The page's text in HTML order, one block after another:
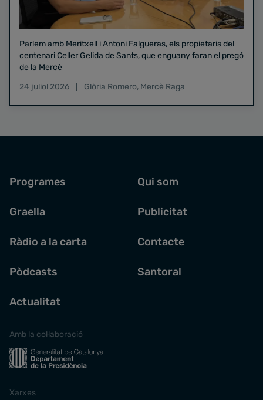
Parlem amb Meritxell i Antoni Falgueras, els propietaris del
centenari Celler Gelida de Sants, que enguany faran el pregó
de la Mercè
24 juliol 2026
Glòria Romero, Mercè Raga
Programes
Graella
Ràdio a la carta
Pòdcasts
Actualitat
Qui som
Publicitat
Contacte
Santoral
Amb la col·laboració
Xarxes